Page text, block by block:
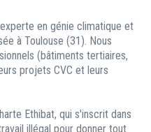
en génie climatique et
à Toulouse (31). Nous
(bâtiments tertiaires,
projets CVC et leurs
Ethibat, qui s'inscrit dans
illégal pour donner tout